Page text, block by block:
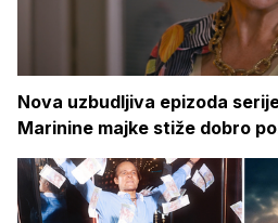
Nova uzbudljiva epizoda
Marinine majke stiže dobro